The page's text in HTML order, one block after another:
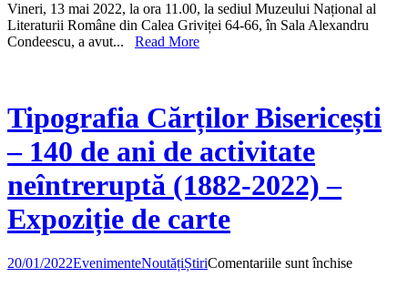
expoziției
,,Carte
Naționale
ale
Vineri, 13 mai 2022, la ora 11.00, la sediul Muzeului Național al
Literaturii Române din Calea Griviței 64-66, în Sala Alexandru
Condeescu, a avut... Read More
Tipografia Cărților Bisericești
– 140 de ani de activitate
neîntreruptă (1882-2022) –
Expoziție de carte
20/01/2022EvenimenteNoutățiȘtiriComentariile sunt închisepentru